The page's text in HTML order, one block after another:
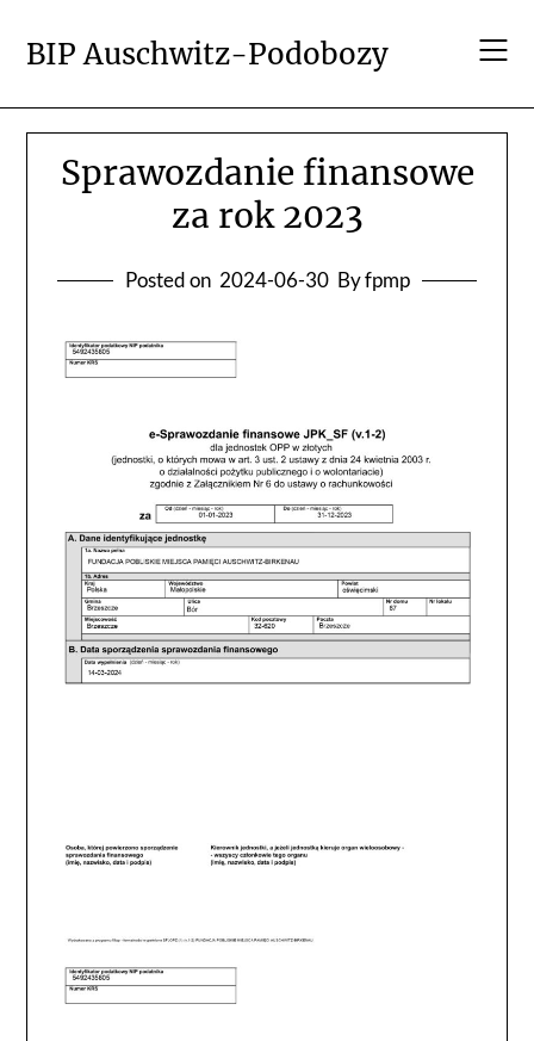
content
BIP Auschwitz-Podobozy
Sprawozdanie finansowe
za rok 2023
Posted on 2024-06-30 By fpmp